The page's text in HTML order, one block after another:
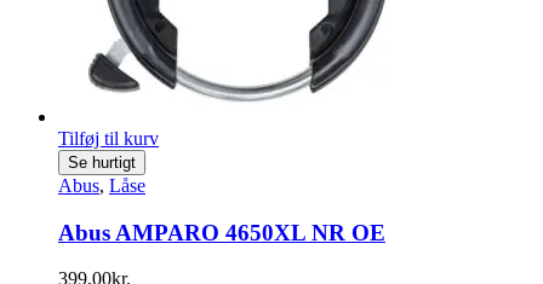
Tilføj til kurv
Se hurtigt
Abus, Låse
Abus AMPARO 4650XL NR OE
399,00kr.